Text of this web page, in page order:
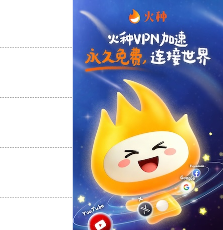
支持[0] 反对
支持
反对 [0]
支持[0] 反对[0]